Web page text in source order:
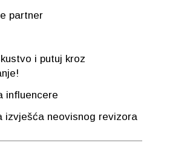
partner
i putuj kroz
influencere
izvješća neovisnog revizora